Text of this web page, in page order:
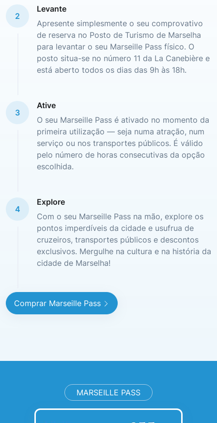
2
Levante
Apresente simplesmente o seu comprovativo
de reserva no Posto de Turismo de Marselha
para levantar o seu Marseille Pass físico. O
posto situa-se no número 11 da La Canebière e
está aberto todos os dias das 9h às 18h.
3
Ative
O seu Marseille Pass é ativado no momento da
primeira utilização — seja numa atração, num
serviço ou nos transportes públicos. É válido
pelo número de horas consecutivas da opção
escolhida.
4
Explore
Com o seu Marseille Pass na mão, explore os
pontos imperdíveis da cidade e usufrua de
cruzeiros, transportes públicos e descontos
exclusivos. Mergulhe na cultura e na história da
cidade de Marselha!
Comprar Marseille Pass
MARSEILLE PASS